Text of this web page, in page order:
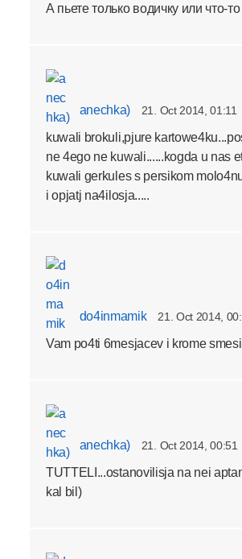
А пьете только водичку или что-
anechka) 21. Oct 2014, 01:11
kuwali brokuli,pjure
ne 4ego ne kuwali......kogda u nas
kuwali gerkules s persikom
i opjatj na4ilosja.....
do4inmamik 21. Oct 2014,
Vam po4ti 6mesjacev i krome
anechka) 21. Oct 2014, 00:51
TUTTELI...ostanovilisja na nei
kal bil)